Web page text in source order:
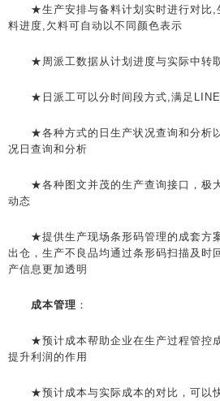
★生产安排与备料计划实时进行对比,
料进度,欠料可自动以不同颜色表示
★周派工数据从计划进度与实际中转
★日派工可以分时间段方式,满足LINE
★各种方式的日生产状况查询和分析以
况日查询和分析
★各种图文并茂的生产查询接口，极大
动态
★提供生产现场条形码管理的成套方案
出仓，生产不良品均通过条形码扫描及时
产信息更加透明
成本管理 ：
★预计成本帮助企业在生产过程管控成
提升利润的作用
★预计成本与实际成本的对比，可以